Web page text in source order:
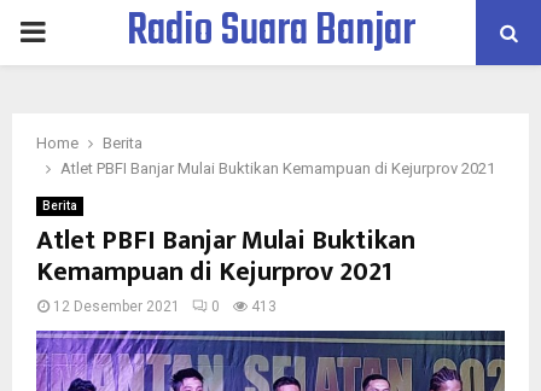
PRIMARYRadio Suara Banjar
Home
Berita
Atlet PBFI Banjar Mulai Buktikan Kemampuan di Kejurprov 2021
Berita
Atlet PBFI Banjar Mulai Buktikan
Kemampuan di Kejurprov 2021
12 Desember 2021 0 413